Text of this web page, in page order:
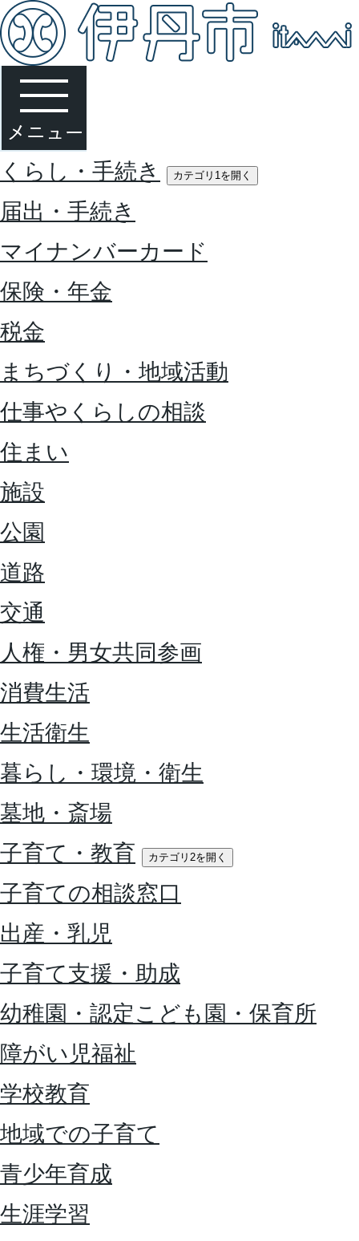
くらし・手続き カテゴリ1を開く
届出・手続き
マイナンバーカード
保険・年金
税金
まちづくり・地域活動
仕事やくらしの相談
住まい
施設
公園
道路
交通
人権・男女共同参画
消費生活
生活衛生
暮らし・環境・衛生
墓地・斎場
子育て・教育
カテゴリ2を開く
子育ての相談窓口
出産・乳児
子育て支援・助成
幼稚園・認定こども園・保育所
障がい児福祉
学校教育
地域での子育て
青少年育成
生涯学習